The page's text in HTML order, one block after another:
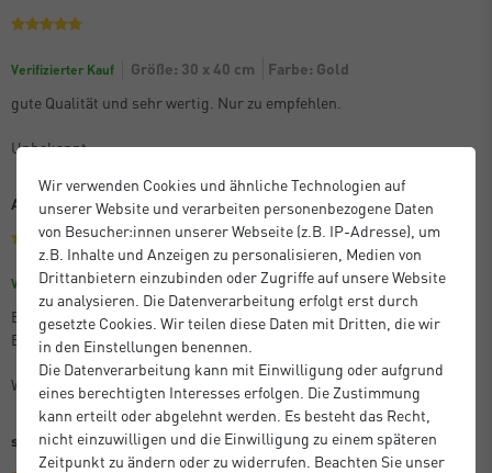
Verifizierter Kauf Größe: 30 x 40 cm
Farbe: Gold
gute Qualität und sehr wertig. Nur zu empfehlen.
Unbekannt
Alles gut.
Verifizierter Kauf Größe: 15 x 20 cm
Farbe: Schwarz
Beratung vor der Bestellung war super. Ebenso die gelieferten
Bilderrahmen.
Wolfgang S.
sehr gute Qualität, zuverlässige Lieferung!
Wir verwenden Cookies und ähnliche Technologien auf
unserer Website und verarbeiten personenbezogene Daten
von Besucher:innen unserer Webseite (z.B. IP-Adresse), um
z.B. Inhalte und Anzeigen zu personalisieren, Medien von
Drittanbietern einzubinden oder Zugriffe auf unsere Website
zu analysieren. Die Datenverarbeitung erfolgt erst durch
gesetzte Cookies. Wir teilen diese Daten mit Dritten, die wir
in den Einstellungen benennen.
Die Datenverarbeitung kann mit Einwilligung oder aufgrund
eines berechtigten Interesses erfolgen. Die Zustimmung
kann erteilt oder abgelehnt werden. Es besteht das Recht,
nicht einzuwilligen und die Einwilligung zu einem späteren
Zeitpunkt zu ändern oder zu widerrufen. Beachten Sie unser